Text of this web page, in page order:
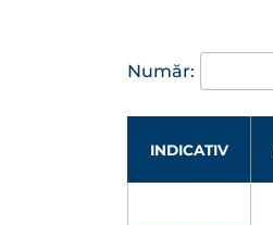
Număr:
INDICATIV